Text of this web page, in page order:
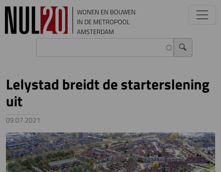
Overslaan en naar de inhoud gaan
WONEN EN BOUWEN
IN DE METROPOOL
AMSTERDAM
Lelystad breidt de starterslening
uit
09.07.2021
Image